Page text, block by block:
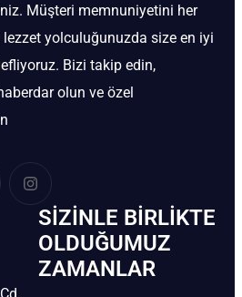
Müşteri memnuniyetini her
yolculuğunuzda size en iyi
Bizi takip edin,
olun ve özel
SIZINLE BIRLIKTE
OLDUĞUMUZ
ZAMANLAR